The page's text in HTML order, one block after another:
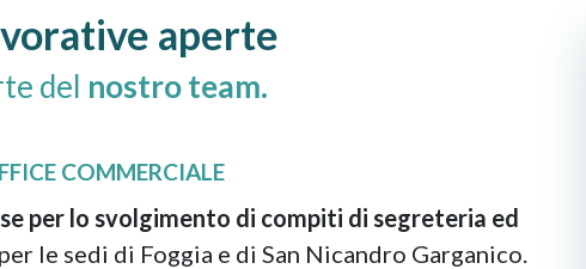
aperte
del nostro team.
COMMERCIALE
per lo svolgimento di compiti di segreteria ed
per le sedi di Foggia e di San Nicandro Garganico.